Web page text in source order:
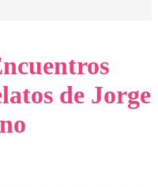
de Jorge